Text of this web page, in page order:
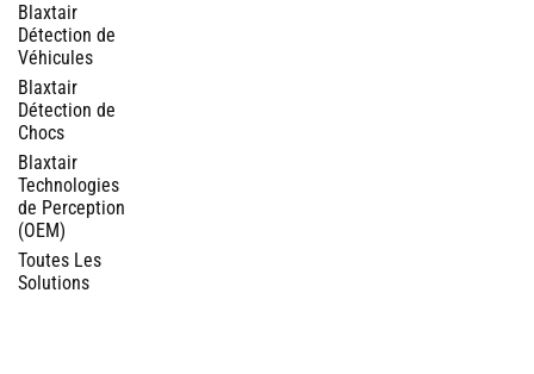
Blaxtair
Détection de
Véhicules
Blaxtair
Détection de
Chocs
Blaxtair
Technologies
de Perception
(OEM)
Toutes Les
Solutions